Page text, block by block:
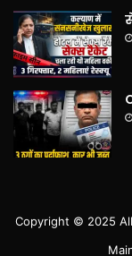
Copyright © 2025